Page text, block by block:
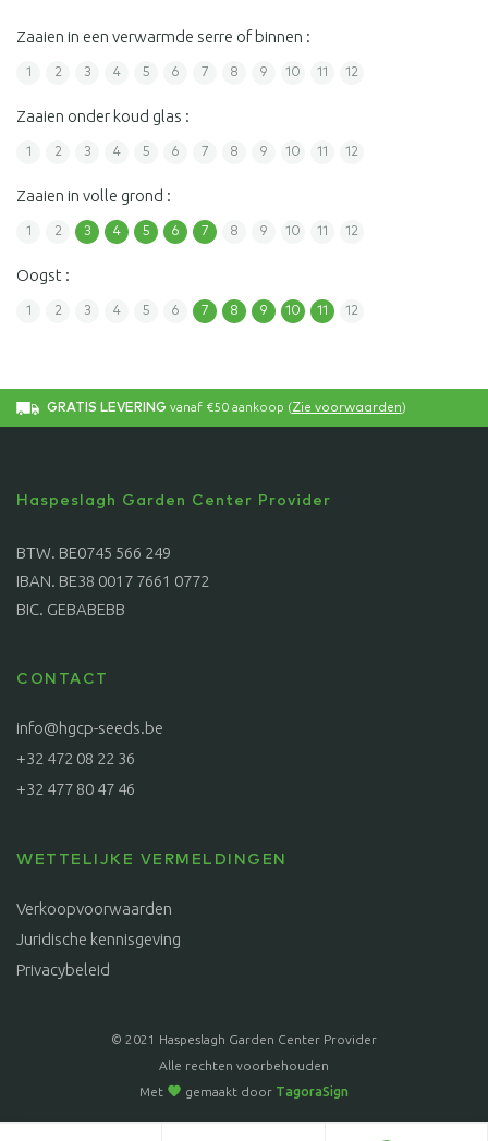
Zaaien in een verwarmde serre of binnen :
1 2 3 4 5 6 7 8 9 10 11 12
Zaaien onder koud glas :
1 2 3 4 5 6 7 8 9 10 11 12
Zaaien in volle grond :
1 2 3 4 5 6 7 8 9 10 11 12
Oogst :
1 2 3 4 5 6 7 8 9 10 11 12
GRATIS LEVERING vanaf €50 aankoop (Zie voorwaarden)
Haspeslagh Garden Center Provider
BTW. BE0745 566 249
IBAN. BE38 0017 7661 0772
BIC. GEBABEBB
CONTACT
info@hgcp-seeds.be
+32 472 08 22 36
+32 477 80 47 46
WETTELIJKE VERMELDINGEN
Verkoopvoorwaarden
Juridische kennisgeving
Privacybeleid
© 2021 Haspeslagh Garden Center Provider
Alle rechten voorbehouden
Met
gemaakt door TagoraSign